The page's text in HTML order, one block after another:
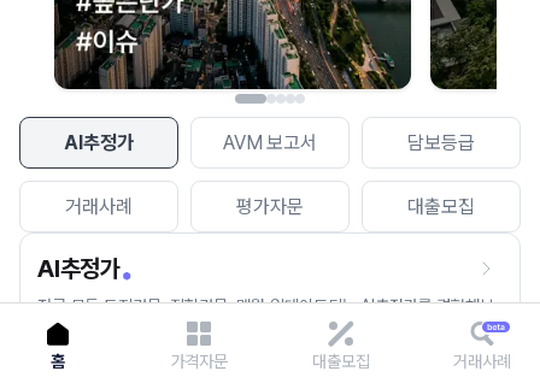
AI추정가 AVM 보고서 담보등급
거래사례 평가자문 대출모집
AI추정가
전국 모든 토지건물, 집합건물, 매월 업데이트되는 AI추정가를 경험해보
세요.
홈 가격자문 대출모집 거래사례